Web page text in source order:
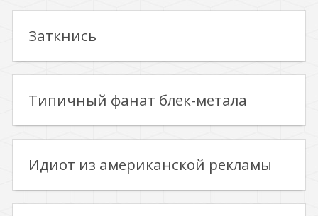
Заткнись
Типичный фанат блек-метала
Идиот из американской рекламы